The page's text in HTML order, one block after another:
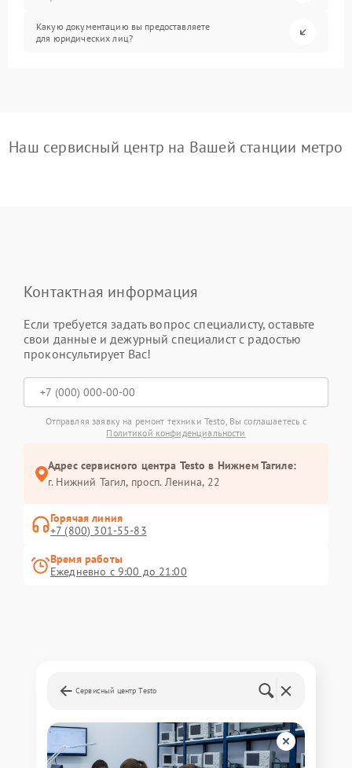
Какую документацию вы предоставляете
для юридических лиц?
Наш сервисный центр на Вашей станции метро
Контактная информация
Если требуется задать вопрос специалисту, оставьте
свои данные и дежурный специалист с радостью
проконсультирует Вас!
Отправляя заявку на ремонт техники Testo, Вы соглашаетесь с
Политикой конфиденциальности
Адрес сервисного центра Testo в Нижнем Тагиле:
г. Нижний Тагил, просп. Ленина, 22
Горячая линия
+7 (800) 301-55-83
Время работы
Ежедневно с 9:00 до 21:00
Сервисный центр Testo